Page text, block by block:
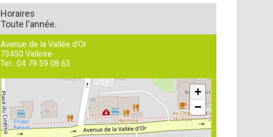
Horaires
Toute l'année.
Avenue de la Vallée d'Or
73450 Valloire
Tel : 04 79 59 08 63
+
−